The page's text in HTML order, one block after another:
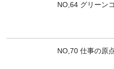
NO,64 グリーン
NO,70 仕事の原